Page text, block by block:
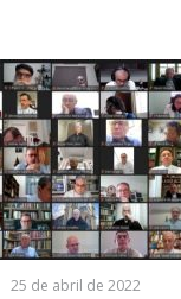
25 de abril de 2022